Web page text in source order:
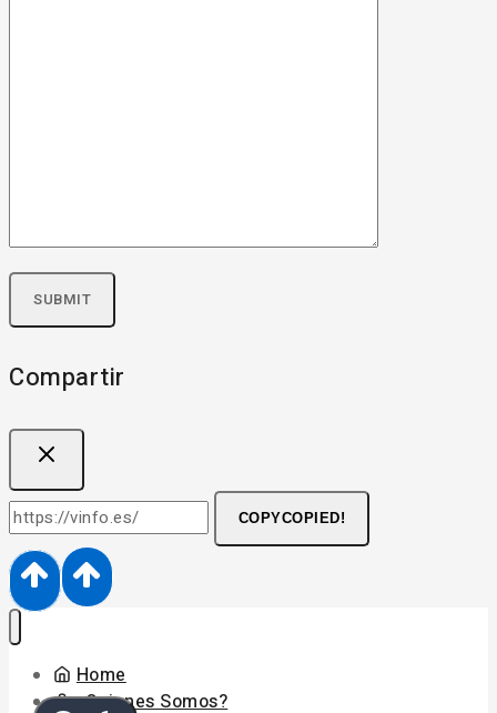
Compartir
COPYCOPIED!
Home
¿Quienes Somos?